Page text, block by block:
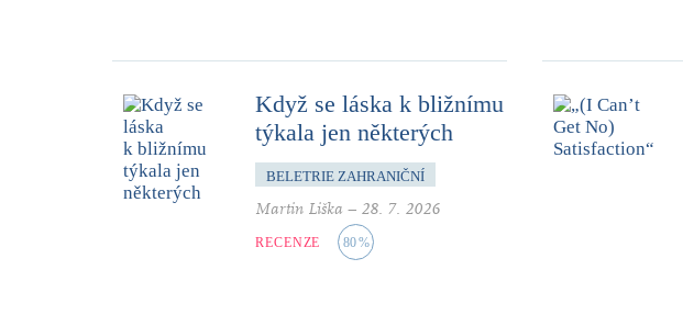
Když se láska k bližnímu
týkala jen některých
BELETRIE ZAHRANIČNÍ
Martin Liška – 28. 7. 2026
RECENZE 80%